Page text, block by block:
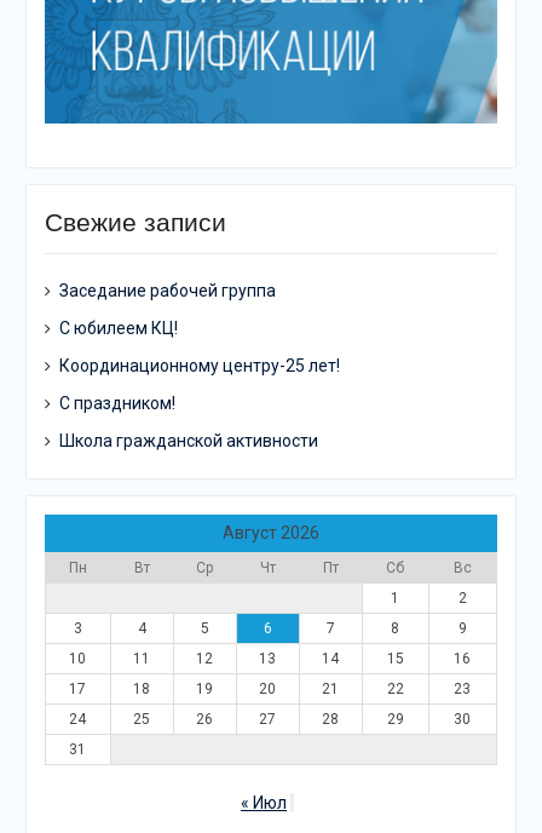
Свежие записи
Заседание рабочей группа
С юбилеем КЦ!
Координационному центру-25 лет!
С праздником!
Школа гражданской активности
Август 2026
Пн Вт Ср Чт Пт Сб
Вс
1
2
3
4 5 6 7 8
9
10
11 12 13 14 15
16
17
18 19 20 21 22
23
24
25 26 27 28 29
30
31
« Июл